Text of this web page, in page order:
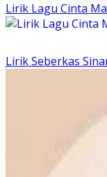
Lirik Lagu Cinta
Lirik Seberkas